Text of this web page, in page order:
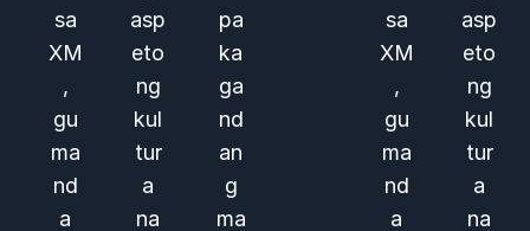
sa
XM
,
gu
ma
nd
a
asp
eto
ng
kul
tur
a
na
pa
ka
ga
nd
an
g
ma
sa
XM
,
gu
ma
nd
a
asp
eto
ng
kul
tur
a
na